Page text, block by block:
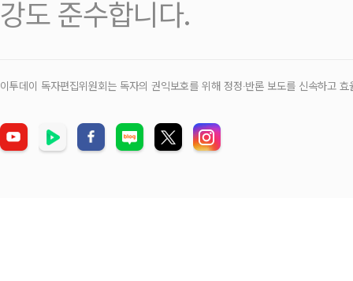
강도 준수합니다.
이투데이 독자편집위원회는 독자의 권익보호를 위해 정정‧반론 보도를 신속하고